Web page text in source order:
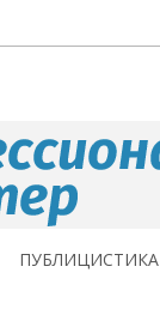
ПУБЛИЦИСТИКА